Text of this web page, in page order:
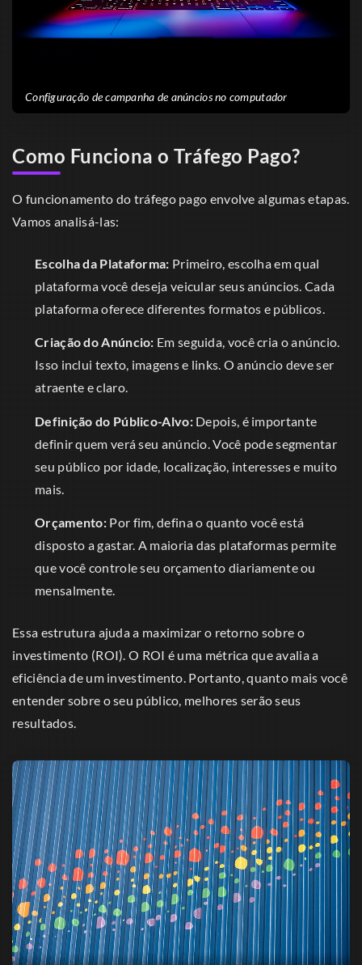
Configuração de campanha de anúncios no computador
Como Funciona o Tráfego Pago?
O funcionamento do tráfego pago envolve algumas etapas.
Vamos analisá-las:
Escolha da Plataforma: Primeiro, escolha em qual
plataforma você deseja veicular seus anúncios. Cada
plataforma oferece diferentes formatos e públicos.
Criação do Anúncio: Em seguida, você cria o anúncio.
Isso inclui texto, imagens e links. O anúncio deve ser
atraente e claro.
Definição do Público-Alvo:Depois, é importante
definir quem verá seu anúncio. Você pode segmentar
seu público por idade, localização, interesses e muito
mais.
Orçamento: Por fim, defina o quanto você está
disposto a gastar. A maioria das plataformas permite
que você controle seu orçamento diariamente ou
mensalmente.
Essa estrutura ajuda a maximizar o retorno sobre o
investimento (ROI). O ROI é uma métrica que avalia a
eficiência de um investimento. Portanto, quanto mais você
entender sobre o seu público, melhores serão seus
resultados.